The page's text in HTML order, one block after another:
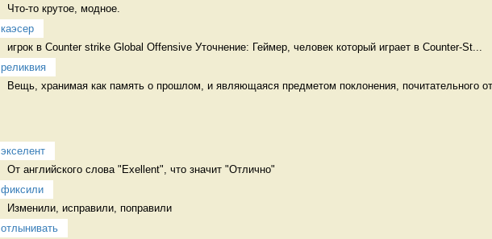
Что-то крутое, модное.
каэсер
игрок в Counter strike Global Offensive Уточнение: Геймер, человек который играет в Counter-St...
реликвия
Вещь, хранимая как память о прошлом, и являющаяся предметом поклонения, почитательного
экселент
От английского слова "Exellent", что значит "Отлично"
фиксили
Изменили, исправили, поправили
отлынивать